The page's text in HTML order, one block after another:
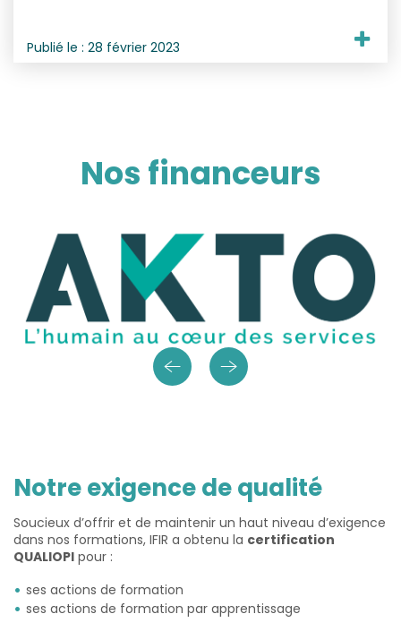
Publié le : 28 février 2023
Nos financeurs
Notre exigence de qualité
Soucieux d’offrir et de maintenir un haut niveau d’exigence
dans nos formations, IFIR a obtenu la certification
QUALIOPI pour :
ses actions de formation
ses actions de formation par apprentissage